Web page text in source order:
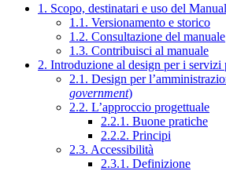
1. Scopo, destinatari e uso del
1.1. Versionamento e storico
1.2. Consultazione del manuale
1.3. Contribuisci al manuale
2. Introduzione al design per i
2.1. Design per
government)
2.2. L’approccio progettuale
2.2.1. Buone pratiche
2.2.2. Principi
2.3. Accessibilità
2.3.1. Definizione